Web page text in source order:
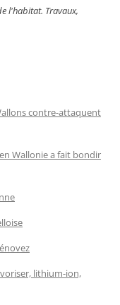
l'habitat. Travaux,
contre-attaquent
Wallonie a fait bondir
lithium-ion,